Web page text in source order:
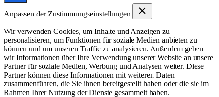
Anpassen der Zustimmungseinstellungen
Wir verwenden Cookies, um Inhalte und Anzeigen zu
personalisieren, um Funktionen für soziale Medien anbieten zu
können und um unseren Traffic zu analysieren. Außerdem geben
wir Informationen über Ihre Verwendung unserer Website an unsere
Partner für soziale Medien, Werbung und Analysen weiter. Diese
Partner können diese Informationen mit weiteren Daten
zusammenführen, die Sie ihnen bereitgestellt haben oder die sie im
Rahmen Ihrer Nutzung der Dienste gesammelt haben.